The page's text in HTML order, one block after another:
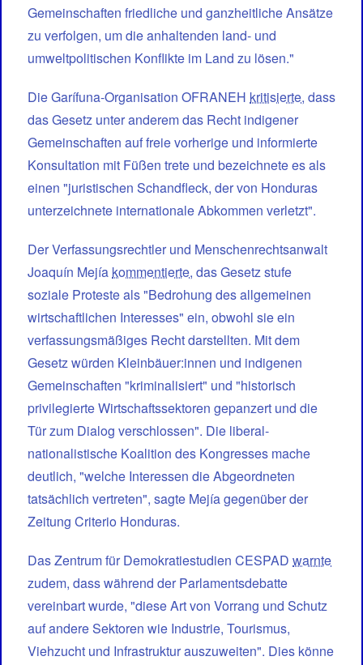
Gemeinschaften friedliche und ganzheitliche Ansätze
zu verfolgen, um die anhaltenden land- und
umweltpolitischen Konflikte im Land zu lösen."
Die Garífuna-Organisation OFRANEH kritisierte, dass
das Gesetz unter anderem das Recht indigener
Gemeinschaften auf freie vorherige und informierte
Konsultation mit Füßen trete und bezeichnete es als
einen "juristischen Schandfleck, der von Honduras
unterzeichnete internationale Abkommen verletzt".
Der Verfassungsrechtler und Menschenrechtsanwalt
Joaquín Mejía kommentierte, das Gesetz stufe
soziale Proteste als "Bedrohung des allgemeinen
wirtschaftlichen Interesses" ein, obwohl sie ein
verfassungsmäßiges Recht darstellten. Mit dem
Gesetz würden Kleinbäuer:innen und indigenen
Gemeinschaften "kriminalisiert" und "historisch
privilegierte Wirtschaftssektoren gepanzert und die
Tür zum Dialog verschlossen". Die liberal-
nationalistische Koalition des Kongresses mache
deutlich, "welche Interessen die Abgeordneten
tatsächlich vertreten", sagte Mejía gegenüber der
Zeitung Criterio Honduras.
Das Zentrum für Demokratiestudien CESPAD warnte
zudem, dass während der Parlamentsdebatte
vereinbart wurde, "diese Art von Vorrang und Schutz
auf andere Sektoren wie Industrie, Tourismus,
Viehzucht und Infrastruktur auszuweiten". Dies könne